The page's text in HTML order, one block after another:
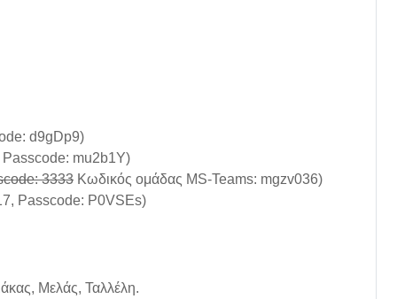
d9gDp9)
mu2b1Y)
3333 Κωδικός ομάδας MS-Teams: mgzv036)
Passcode: P0VSEs)
Μελάς, Ταλλέλη.